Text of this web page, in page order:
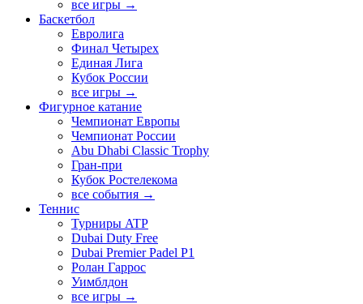
все игры →
Баскетбол
Евролига
Финал Четырех
Единая Лига
Кубок России
все игры →
Фигурное катание
Чемпионат Европы
Чемпионат России
Abu Dhabi Classic Trophy
Гран-при
Кубок Ростелекома
все события →
Теннис
Турниры ATP
Dubai Duty Free
Dubai Premier Padel P1
Ролан Гаррос
Уимблдон
все игры →